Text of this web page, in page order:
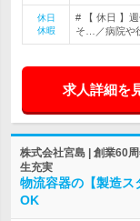
休日
休暇
# 【 休日 】
そ…／病院や
求人詳細を
株式会社宮島 | 創業60
生充実
物流容器の【製造
OK